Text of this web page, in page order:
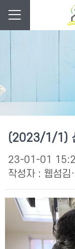
(2023/1/1)
23-01-01
작성자 : 웹섬